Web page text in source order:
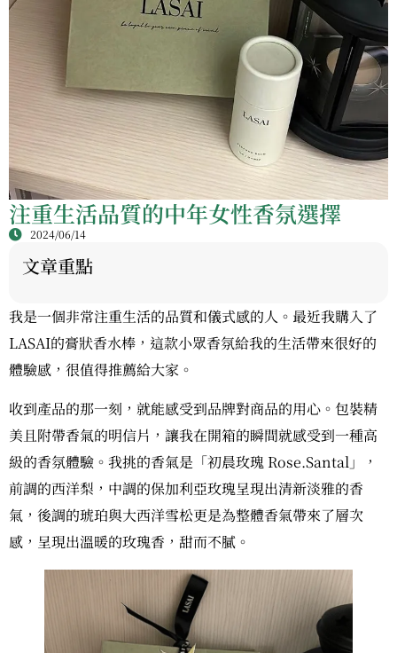
注重生活品質的中年女性香氛選擇
2024/06/14
文章重點
我是一個非常注重生活的品質和儀式感的人。最近我購入了
LASAI的膏狀香水棒，這款小眾香氛給我的生活帶來很好的
體驗感，很值得推薦給大家。
收到產品的那一刻，就能感受到品牌對商品的用心。包裝精
美且附帶香氣的明信片，讓我在開箱的瞬間就感受到一種高
級的香氛體驗。我挑的香氣是「初晨玫瑰 Rose.Santal」，
前調的西洋梨，中調的保加利亞玫瑰呈現出清新淡雅的香
氣，後調的琥珀與大西洋雪松更是為整體香氣帶來了層次
感，呈現出溫暖的玫瑰香，甜而不膩。